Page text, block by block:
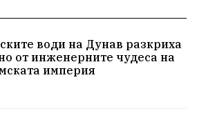
УрсулаФонДерЛайен
води на Дунав разкриха
от инженерните чудеса на
империя